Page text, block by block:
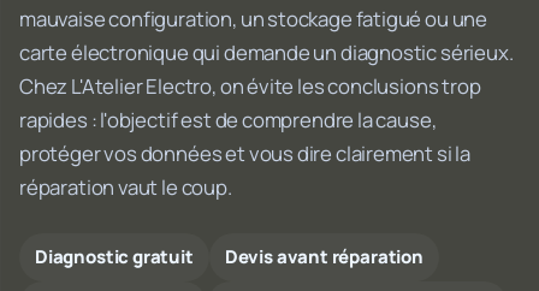
mauvaise configuration, un stockage fatigué ou une
carte électronique qui demande un diagnostic sérieux.
Chez L'Atelier Electro, on évite les conclusions trop
rapides : l'objectif est de comprendre la cause,
protéger vos données et vous dire clairement si la
réparation vaut le coup.
Diagnostic gratuit
Devis avant réparation